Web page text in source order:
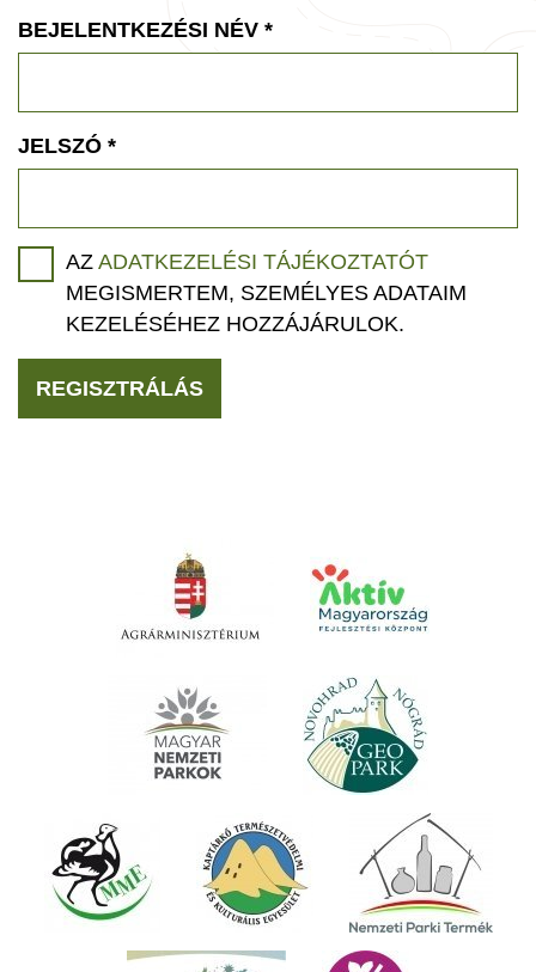
BEJELENTKEZÉSI NÉV *
JELSZÓ *
AZ ADATKEZELÉSI TÁJÉKOZTATÓT
MEGISMERTEM, SZEMÉLYES ADATAIM
KEZELÉSÉHEZ HOZZÁJÁRULOK.
REGISZTRÁLÁS